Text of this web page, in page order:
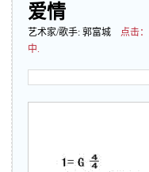
爱情
艺术家/歌手: 郭富城 点击：
中.